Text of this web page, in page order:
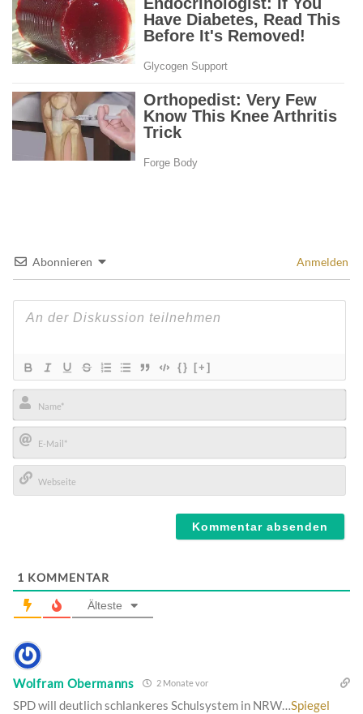
Abonnieren Anmelden
{} [+]
Name*
E-
Mail*
1 KOMMENTAR
Älteste
Wolfram Obermanns 2 Monate vor
SPD will deutlich schlankeres Schulsystem in NRW…Spiegel